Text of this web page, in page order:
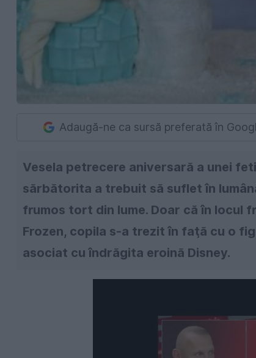
Adaugă-ne ca sursă preferată în
Vesela petrecere aniversară a unei
sărbătorita a trebuit să suflet în
frumos tort din lume. Doar că în locul
Frozen, copila s-a trezit în faţă cu o
asociat cu îndrăgita eroină Disney.